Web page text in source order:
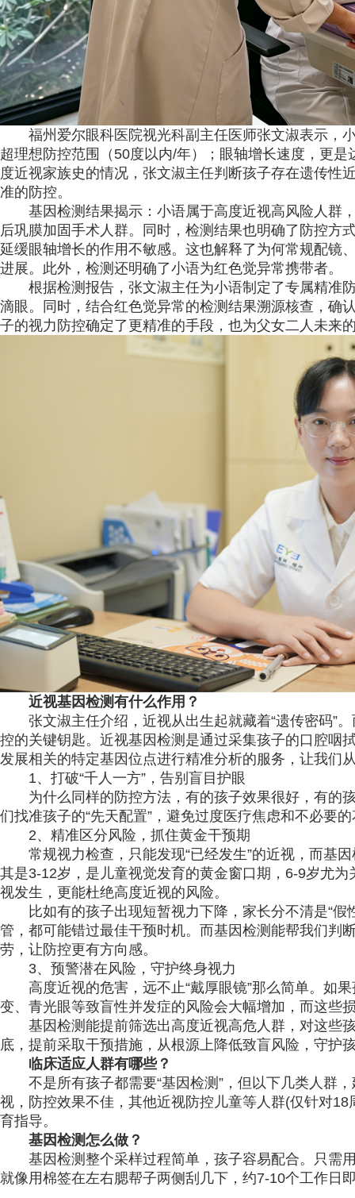
福州爱尔眼科医院视光科副主任医师张文淑表示，
超理想防控范围（50度以内/年）；眼轴增长速度，更
度近视家族史的情况，张文淑主任判断孩子存在遗传性
准的防控。
基因检测结果揭示：小语属于高度近视高风险人群
后巩膜加固手术人群。同时，检测结果也明确了防控方
延缓眼轴增长的作用不敏感。这也解释了为何常规配镜
进展。此外，检测还明确了小语为红色觉异常携带者。
根据检测报告，张文淑主任为小语制定了专属精
滴眼。同时，结合红色觉异常的检测结果溯源核查，确
子的视力防控确定了更精准的手段，也为父女二人未来
近视基因检测有什么作用？
张文淑主任介绍，近视从出生起就藏着“遗传密码”
控的关键钥匙。近视基因检测是通过采集孩子的口腔咽
发展相关的特定基因位点进行精准分析的服务，让我们
1、打破“千人一方”，告别盲目护眼
为什么同样的防控方法，有的孩子效果很好，有的
们找准孩子的“先天配置”，避免过度医疗焦虑和不必要
2、精准区分风险，抓住黄金干预期
常规视力检查，只能发现“已经发生”的近视，而
其是3-12岁，是儿童视觉发育的黄金窗口期，6-9岁尤
视发生，更能杜绝高度近视的风险。
比如有的孩子出现短暂视力下降，家长分不清是“假
管，都可能错过最佳干预时机。而基因检测能帮我们判
劳，让防控更有方向感。
3、预警潜在风险，守护终身视力
高度近视的危害，远不止“戴厚眼镜”那么简单。如
变、青光眼等致盲性并发症的风险会大幅增加，而这些
基因检测能提前筛选出高度近视高危人群，对这些
底，提前采取干预措施，从根源上降低致盲风险，守护
临床适应人群有哪些？
不是所有孩子都需要“基因检测”，但以下几类人群
视，防控效果不佳，其他近视防控儿童等人群(仅针对
育指导。
基因检测怎么做？
基因检测整个采样过程简单，孩子容易配合。只需
就像用棉签在左右腮帮子两侧刮几下，约7-10个工作日